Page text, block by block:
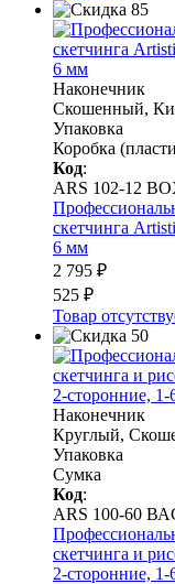
Наконечник
Скошенный,
Упаковка
Коробка
Код:
ARS 102-12
скетчинга
6 мм
2 795 ₽
525 ₽
Товар
Наконечник
Круглый,
Упаковка
Сумка
Код:
ARS 100-60
скетчинга и
2-сторонние,